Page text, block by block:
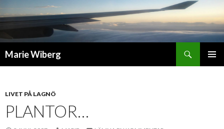
Marie Wiberg
LIVET PÅ LAGNÖ
PLANTOR…